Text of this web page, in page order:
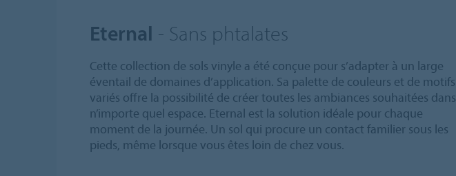
Eternal - Sans phtalates
Cette collection de sols vinyle a été conçue pour s’adapter à un large
éventail de domaines d’application. Sa palette de couleurs et de motifs
variés offre la possibilité de créer toutes les ambiances souhaitées dans
n’importe quel espace. Eternal est la solution idéale pour chaque
moment de la journée. Un sol qui procure un contact familier sous les
pieds, même lorsque vous êtes loin de chez vous.